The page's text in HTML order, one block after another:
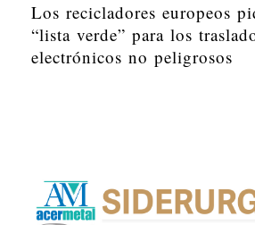
Los recicladores europeos
“lista verde” para los
electrónicos no peligrosos